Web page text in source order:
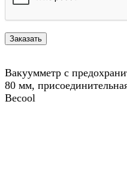
Вакуумметр с
80 мм,
Becool